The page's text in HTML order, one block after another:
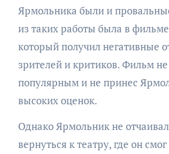
Ярмольника были и
из таких работы была в
который получил негативные
зрителей и критиков. Фильм не
популярным и не принес
высоких оценок.
Однако Ярмольник не
вернуться к театру, где он